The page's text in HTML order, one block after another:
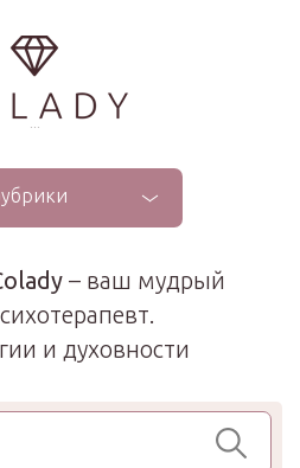
...
– ваш мудрый
и духовности